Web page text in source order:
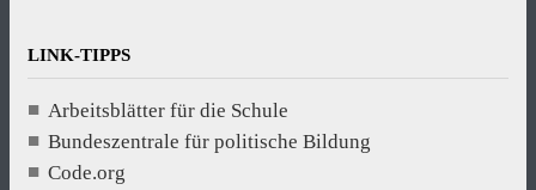
LINK-TIPPS
Arbeitsblätter für die Schule
Bundeszentrale für politische Bildung
Code.org